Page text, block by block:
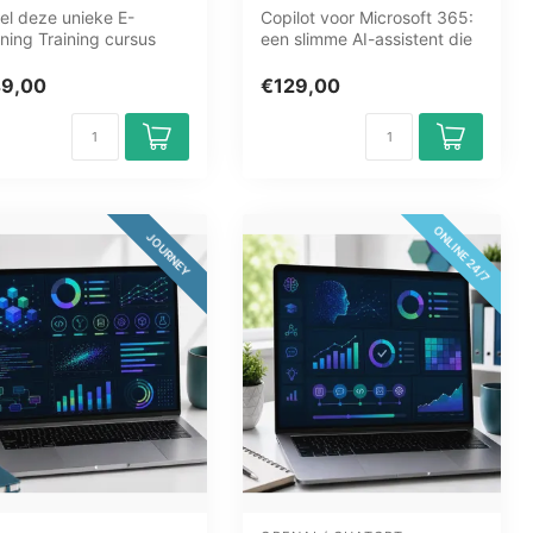
deze unieke E-
Training cursus
on...
Copilot voor Microsoft 365:
een slimme AI-assistent die
€129,00
JOURNEY ONLINE 24/7